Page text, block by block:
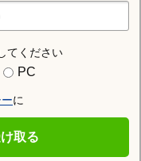
てください
PC
に
取る
を見る